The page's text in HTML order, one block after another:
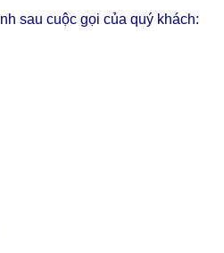
sau cuộc gọi của quý khách: